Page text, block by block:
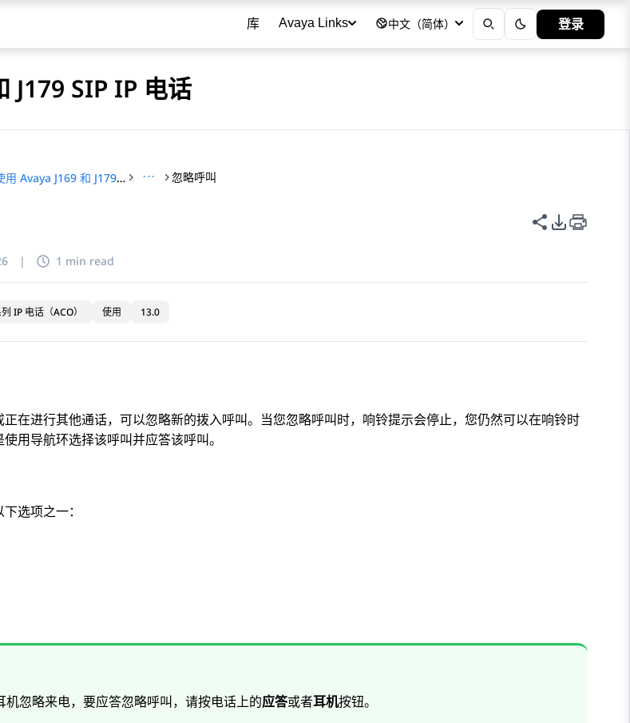
库 Avaya Links 中文（简体） 登录
SIP IP 电话
在 Avaya Aura® 中使用 Avaya J169 和 J179 SIP IP 电话 ··· 忽略呼叫
共享此页面
PDF 导出
| 1 min read
IP 电话（ACO） 使用 13.0
在进行其他通话，可以忽略新的拨入呼叫。当您忽略呼叫时，响铃提示会停止，您仍然可以在响铃时
用导航环选择该呼叫并应答该呼叫。
选项之一：
机忽略来电，要应答忽略呼叫，请按电话上的应答或者耳机按钮。